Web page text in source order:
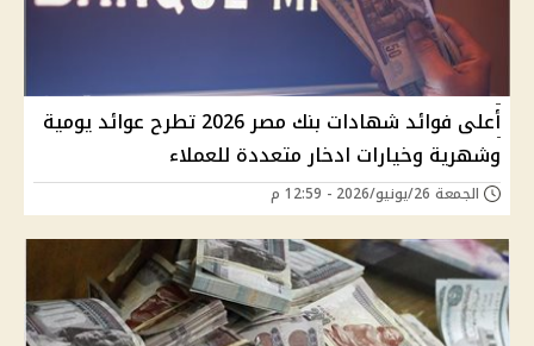
أعلى فوائد شهادات بنك مصر 2026 تطرح عوائد يومية
وشهرية وخيارات ادخار متعددة للعملاء
الجمعة 26/يونيو/2026 - 12:59 م